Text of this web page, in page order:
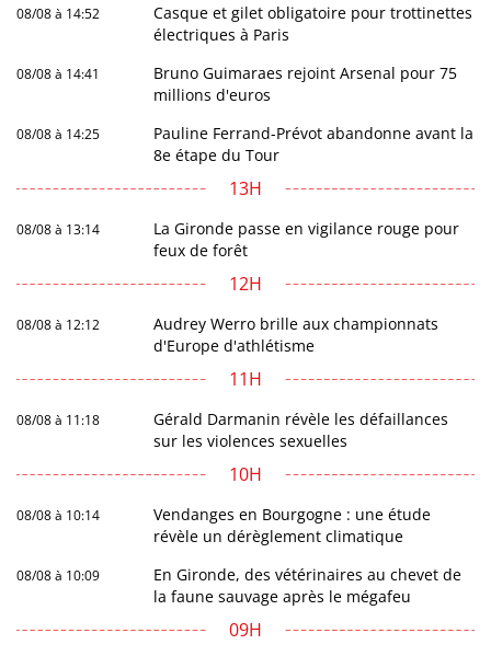
08/08 à 14:52
Casque et gilet obligatoire pour trottinettes
électriques à Paris
08/08 à 14:41
Bruno Guimaraes rejoint Arsenal pour 75
millions d'euros
08/08 à 14:25
Pauline Ferrand-Prévot abandonne avant la
8e étape du Tour
13H
08/08 à 13:14
La Gironde passe en vigilance rouge pour
feux de forêt
12H
08/08 à 12:12
Audrey Werro brille aux championnats
d'Europe d'athlétisme
11H
08/08 à 11:18
Gérald Darmanin révèle les défaillances
sur les violences sexuelles
10H
08/08 à 10:14
Vendanges en Bourgogne : une étude
révèle un dérèglement climatique
08/08 à 10:09
En Gironde, des vétérinaires au chevet de
la faune sauvage après le mégafeu
09H